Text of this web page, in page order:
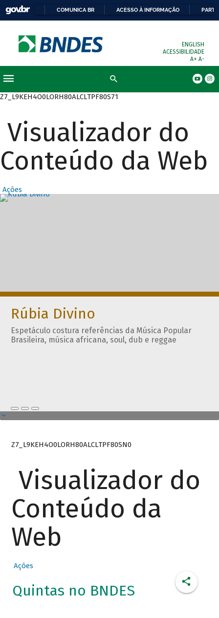
COMUNICA BR ACESSO À INFORMAÇÃO
ENGLISH
ACESSIBILIDADE
A+ A-
Z7_L9KEH4O0LORH80ALCLTPF80S71
Visualizador do
Conteúdo da Web
Ações
Destaques
Rúbia Divino
Espetáculo costura referências da Música Popular
Brasileira, música africana, soul, dub e reggae
Z7_L9KEH4O0LORH80ALCLTPF80SN0
Visualizador do
Conteúdo da
Web
Ações
Quintas no BNDES